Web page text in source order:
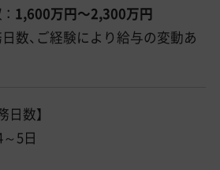
1,600万円〜2,300万円
数、ご経験により給与の変動あ
日数】
～5日